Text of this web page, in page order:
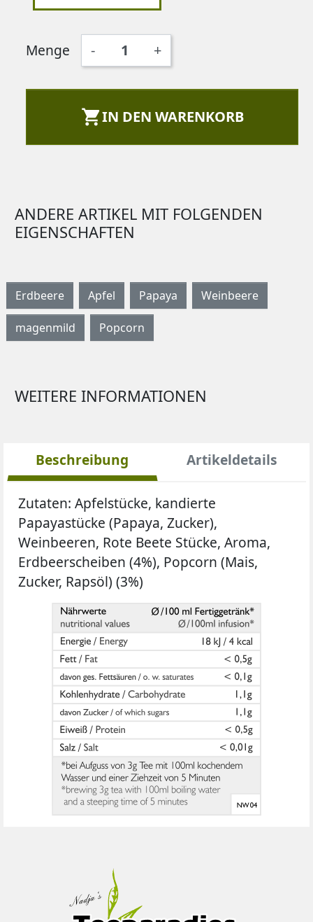
Menge - +
IN DEN WARENKORB
ANDERE ARTIKEL MIT FOLGENDEN
EIGENSCHAFTEN
Erdbeere Apfel Papaya Weinbeere
magenmild Popcorn
WEITERE INFORMATIONEN
Beschreibung Artikeldetails
Zutaten: Apfelstücke, kandierte
Papayastücke (Papaya, Zucker),
Weinbeeren, Rote Beete Stücke, Aroma,
Erdbeerscheiben (4%), Popcorn (Mais,
Zucker, Rapsöl) (3%)